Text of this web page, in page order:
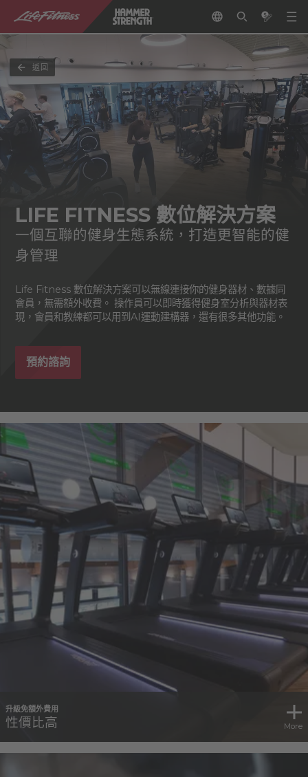
返回
LIFE FITNESS 數位解決方案
一個互聯的健身生態系統，打造更智能的健
身管理
Life Fitness 數位解決方案可以無線連接你的健身器材、數據同
會員，無需額外收費。 操作員可以即時獲得健身室分析與器材表
現，會員和教練都可以用到AI運動建構器，還有很多其他功能。
預約諮詢
升級免額外費用
性價比高 More